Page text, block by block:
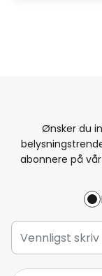
Ønsker du
abonnere på